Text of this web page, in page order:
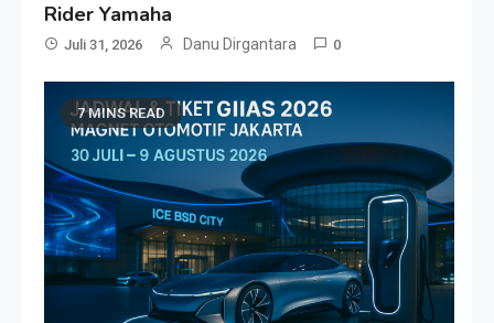
Rider Yamaha
Juli 31, 2026 Danu Dirgantara 0
7 MINS READ